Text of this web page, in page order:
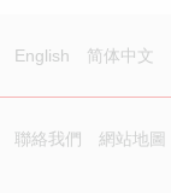
English 简体中文
聯絡我們 網站地圖